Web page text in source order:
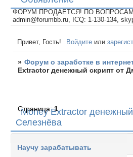
ФОРУМ ПРОДАЕТСЯ! ПО
admin@forumbb.ru, ICQ: 1-130-134,
Привет, Гость! Войдите или
» Форум о заработке в
Extractor денежный скрипт от
Money Extractor
Селезнёва
Страница:1
Научу зарабатывать